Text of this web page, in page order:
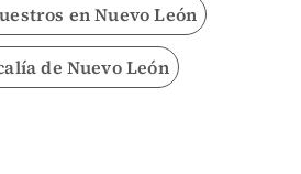
en Nuevo León
de Nuevo León